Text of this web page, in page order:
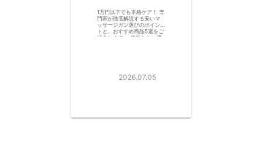
1万円以下でも本格ケア！ 専
門家が徹底解説する安いマ
ッサージガン選びのポイン
トと、おすすめ商品5選をご
紹介します。 後悔しない購
2026.07.05